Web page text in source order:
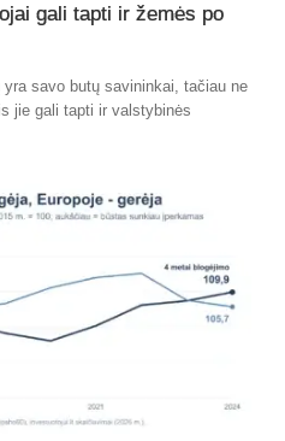
gali tapti ir žemės po
yra savo butų savininkai, tačiau ne
jie gali tapti ir valstybinės